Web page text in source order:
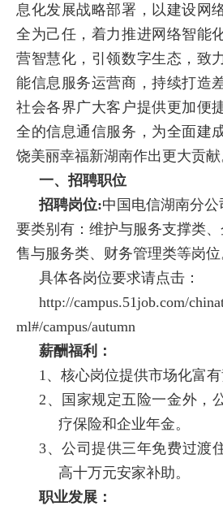
息化发展战略部署，以建设网
全为己任，着力推进网络智能
营智慧化，引领数字生态，致
能信息服务运营商，持续打造
社会各界广大客户提供更加便
全的信息通信服务，为全面建
饶美丽幸福新湖南作出更大贡献
一、招聘职位
招聘岗位:中国电信湖南分
要类别有：维护与服务支撑类
售与服务类、财务管理类等岗位
具体各岗位要求请点击：
http://campus.51job.com/
ml#/campus/autumn
薪酬福利：
1、 核心岗位提供市场化富有
2、 国家规定五险一金外，
疗保险和企业年金。
3、公司提供三年免费过渡
高十万元安家补助。
职业发展：